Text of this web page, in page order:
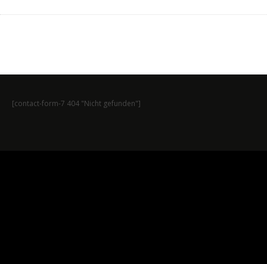
[contact-form-7 404 "Nicht gefunden"]